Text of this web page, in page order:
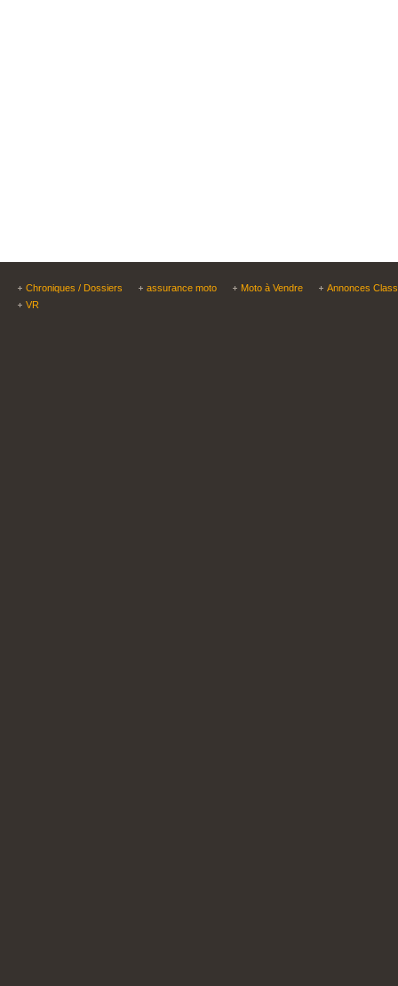
Chroniques / Dossiers assurance moto Moto à Vendre
Annonces
VR